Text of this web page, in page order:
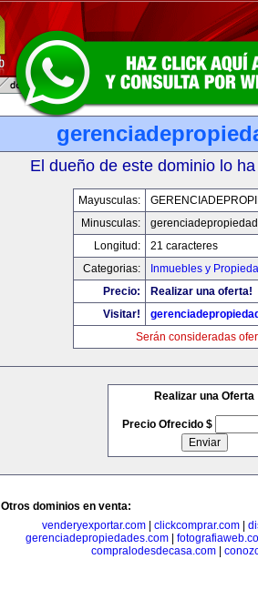
El dueño de este dominio lo
Mayusculas:
Minusculas:
Longitud:
21 caracteres
Categorias:
Inmuebles y
Precio:
Realizar una oferta!
Visitar!
Serán consideradas
Realizar una Oferta
Precio Ofrecido $
Otros dominios en venta:
venderyexportar.com
clickcomprar.com
gerenciadepropiedades.com|
compralodesdecasa.com|